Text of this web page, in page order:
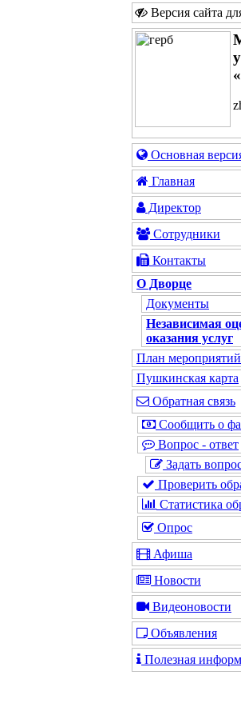
Версия сайта
Основная
Главная
Директор
Сотрудники
Контакты
О Дворце
Документы
Независимая
оказания услуг
План мероприятий
Пушкинская карта
Обратная связь
Сообщить о
Вопрос - ответ
Задать
Проверить
Статистика
Опрос
Афиша
Новости
Видеоновости
Объявления
Полезная